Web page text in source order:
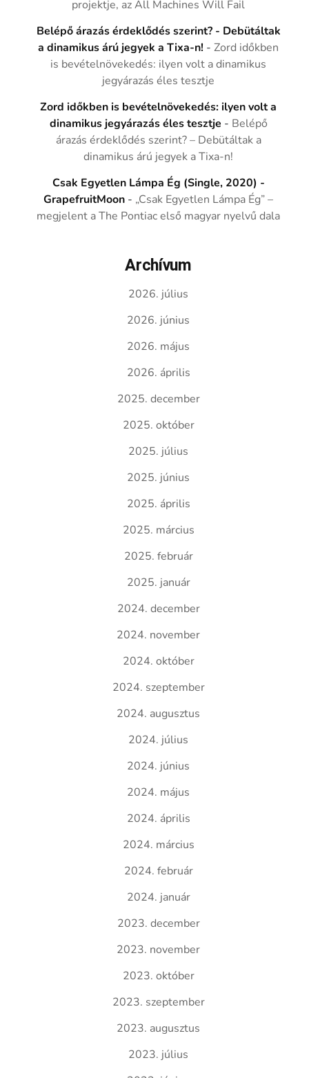
projektje, az All Machines Will Fail
Belépő árazás érdeklődés szerint? - Debütáltak
a dinamikus árú jegyek a Tixa-n! -Zord időkben
is bevételnövekedés: ilyen volt a dinamikus
jegyárazás éles tesztje
Zord időkben is bevételnövekedés: ilyen volt a
dinamikus jegyárazás éles tesztje - Belépő
árazás érdeklődés szerint? – Debütáltak a
dinamikus árú jegyek a Tixa-n!
Csak Egyetlen Lámpa Ég (Single, 2020) -
GrapefruitMoon - „Csak Egyetlen Lámpa Ég” –
megjelent a The Pontiac első magyar nyelvű dala
Archívum
2026. július
2026. június
2026. május
2026. április
2025. december
2025. október
2025. július
2025. június
2025. április
2025. március
2025. február
2025. január
2024. december
2024. november
2024. október
2024. szeptember
2024. augusztus
2024. július
2024. június
2024. május
2024. április
2024. március
2024. február
2024. január
2023. december
2023. november
2023. október
2023. szeptember
2023. augusztus
2023. július